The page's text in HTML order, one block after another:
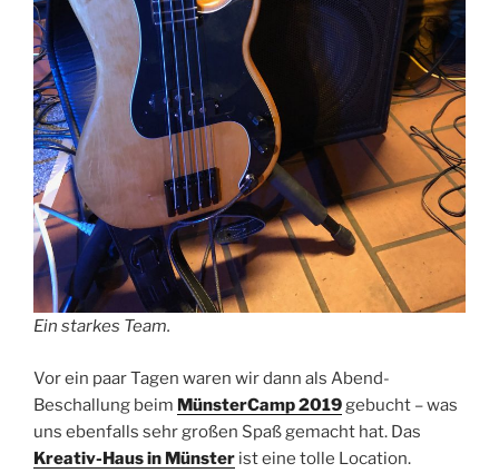
Ein starkes Team.
Vor ein paar Tagen waren wir dann als Abend-
Beschallung beim MünsterCamp 2019gebucht – was
uns ebenfalls sehr großen Spaß gemacht hat. Das
Kreativ-Haus in Münster ist eine tolle Location.